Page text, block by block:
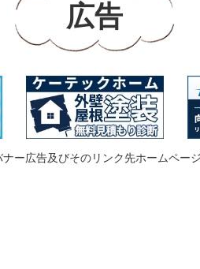
広告
ー広告及びそのリンク先ホームペー